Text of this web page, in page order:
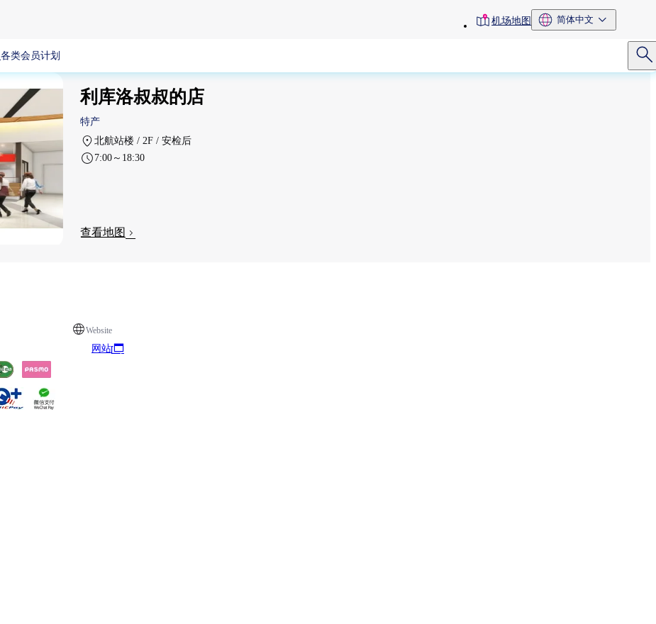
toolbar机场地图 简体中文
各类会员计划
利库洛叔叔的店
特产
北航站楼 / 2F / 安检后
7:00～18:30
查看地图
Website
网站